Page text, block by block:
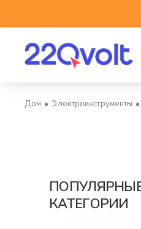
Электроинструменты
КАТЕГОРИИ